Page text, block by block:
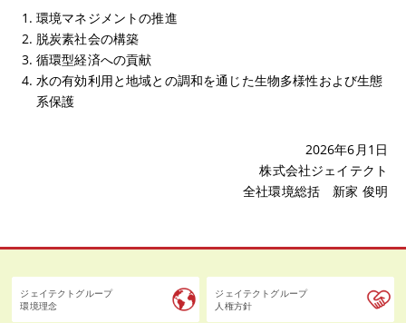
環境マネジメントの推進
脱炭素社会の構築
循環型経済への貢献
水の有効利用と地域との調和を通じた生物多様性および生態
系保護
2026年6月1日
株式会社ジェイテクト
全社環境総括 新家 俊明
ジェイテクトグループ
環境理念
ジェイテクトグループ
人権方針